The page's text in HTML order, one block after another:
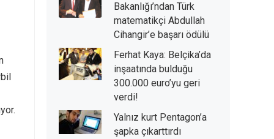
Bakanlığı’ndan Türk
matematikçi Abdullah
Cihangir’e başarı ödülü
Ferhat Kaya: Belçika’da
inşaatında bulduğu
300.000 euro’yu geri
verdi!
Yalnız kurt Pentagon’a
şapka çıkarttırdı